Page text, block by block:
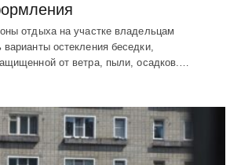
отдыха на участке владельцам
варианты остекления беседки,
от ветра, пыли, осадков.…